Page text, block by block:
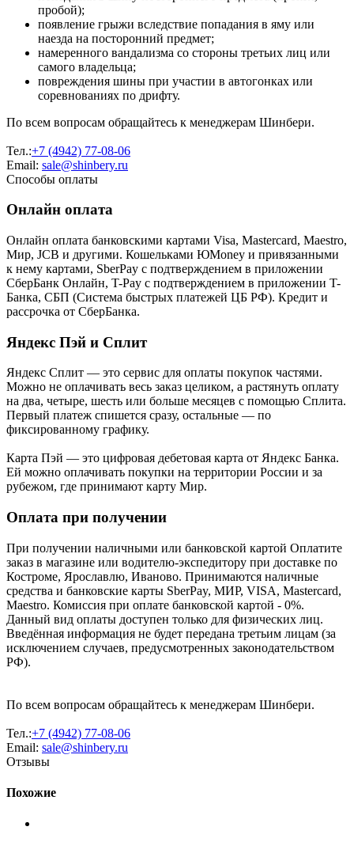
пробой);
появление грыжи вследствие попадания в яму или
наезда на посторонний предмет;
намеренного вандализма со стороны третьих лиц или
самого владельца;
повреждения шины при участии в автогонках или
соревнованиях по дрифту.
По всем вопросам обращайтесь к менеджерам Шинбери.
Тел.:+7 (4942) 77-08-06
Email: sale@shinbery.ru
Способы оплаты
Онлайн оплата
Онлайн оплата банковскими картами Visa, Mastercard, Maestro,
Мир, JCB и другими. Кошельками ЮMoney и привязанными
к нему картами, SberPay с подтверждением в приложении
СберБанк Онлайн, T-Pay с подтверждением в приложении T-
Банка, СБП (Система быстрых платежей ЦБ РФ). Кредит и
рассрочка от СберБанка.
Яндекс Пэй и Сплит
Яндекс Cплит — это сервис для оплаты покупок частями.
Можно не оплачивать весь заказ целиком, а растянуть оплату
на два, четыре, шесть или больше месяцев с помощью Сплита.
Первый платеж спишется сразу, остальные — по
фиксированному графику.
Карта Пэй — это цифровая дебетовая карта от Яндекс Банка.
Ей можно оплачивать покупки на территории России и за
рубежом, где принимают карту Мир.
Оплата при получении
При получении наличными или банковской картой Оплатите
заказ в магазине или водителю-экспедитору при доставке по
Костроме, Ярославлю, Иваново. Принимаются наличные
средства и банковские карты SberPay, МИР, VISA, Mastercard,
Maestro. Комиссия при оплате банковской картой - 0%.
Данный вид оплаты доступен только для физических лиц.
Введённая информация не будет передана третьим лицам (за
исключением случаев, предусмотренных законодательством
РФ).
По всем вопросам обращайтесь к менеджерам Шинбери.
Тел.:+7 (4942) 77-08-06
Email: sale@shinbery.ru
Отзывы
Похожие